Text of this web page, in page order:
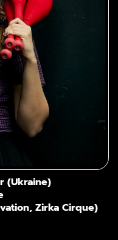
(Ukraine)
Zirka Cirque)